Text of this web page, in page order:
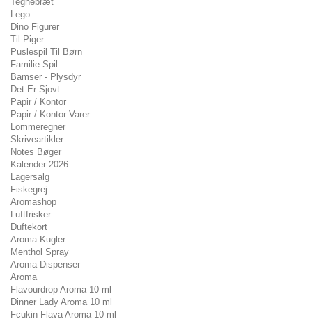
Lego
Dino Figurer
Til Piger
Puslespil Til Børn
Familie Spil
Bamser - Plysdyr
Det Er Sjovt
Papir / Kontor
Papir / Kontor Varer
Lommeregner
Skriveartikler
Notes Bøger
Kalender 2026
Lagersalg
Fiskegrej
Aromashop
Luftfrisker
Duftekort
Aroma Kugler
Menthol Spray
Aroma Dispenser
Aroma
Flavourdrop Aroma 10 ml
Dinner Lady Aroma 10 ml
Fcukin Flava Aroma 10 ml